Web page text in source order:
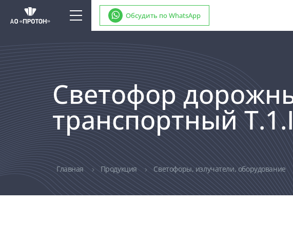
Обсудить по WhatsApp
Светофор
транспортный
Главная Продукция Светофоры, излучатели, оборудование